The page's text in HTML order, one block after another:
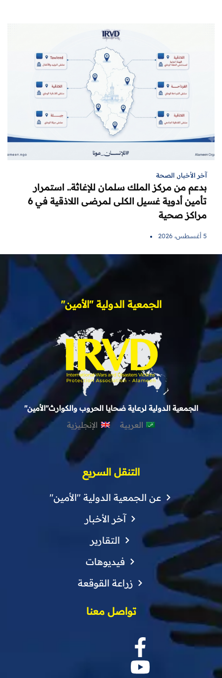
آخر الأخبار, الصحة
بدعم من مركز الملك سلمان للإغاثة.. استمرار
تأمين أدوية غسيل الكلى لمرضى اللاذقية في 6
مراكز صحية
5 أغسطس، 2026
الجمعية الدولية "الأمين"
الجمعية الدولية لرعاية ضحايا الحروب والكوارث"الأمين"
العربية الإنجليزية
التنقل السريع
عن الجمعية الدولية "الأمين"
آخر الأخبار
التقارير
فيديوهات
زراعة القوقعة
تواصل معنا